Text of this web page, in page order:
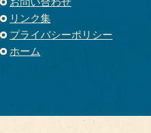
リンク集
プライバシーポリシー
ホーム